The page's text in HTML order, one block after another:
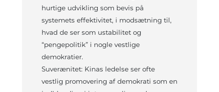
hurtige udvikling som bevis på
systemets effektivitet, i modsætning til,
hvad de ser som ustabilitet og
“pengepolitik” i nogle vestlige
demokratier.
Suverænitet: Kinas ledelse ser ofte
vestlig promovering af demokrati som en